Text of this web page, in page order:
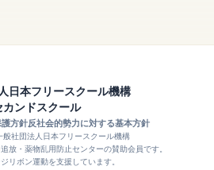
日本フリースクール機構
カンドスクール
方針反社会的勢力に対する基本方針
社団法人日本フリースクール機構
放・薬物乱用防止センターの賛助会員です。
リボン運動を支援しています。